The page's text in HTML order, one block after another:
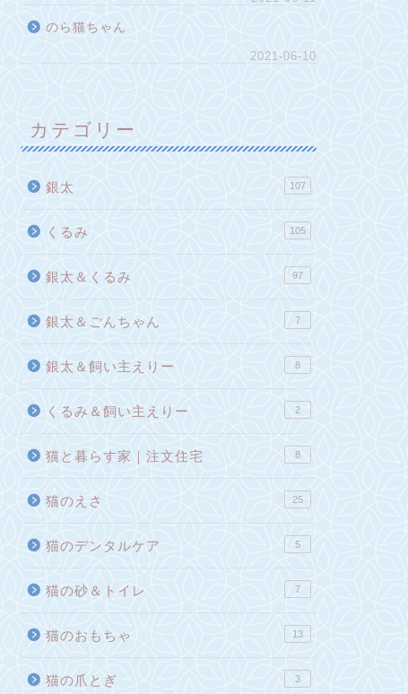
のら猫ちゃん
2021-06-10
カテゴリー
銀太 107
くるみ 105
銀太＆くるみ 97
銀太＆ごんちゃん 7
銀太＆飼い主えりー 8
くるみ＆飼い主えりー 2
猫と暮らす家｜注文住宅 8
猫のえさ 25
猫のデンタルケア 5
猫の砂＆トイレ 7
猫のおもちゃ 13
猫の爪とぎ 3